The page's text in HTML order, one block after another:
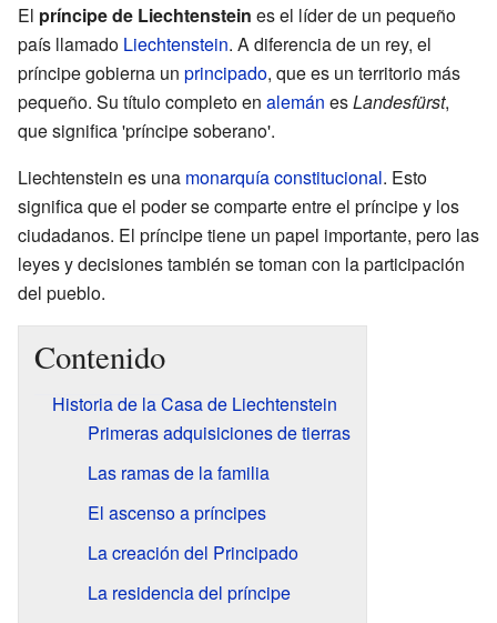
El príncipe de Liechtenstein es el líder de un pequeño
país llamado Liechtenstein. A diferencia de un rey, el
príncipe gobierna un principado, que es un territorio más
pequeño. Su título completo en alemán esLandesfürst,
que significa 'príncipe soberano'.
Liechtenstein es una monarquía constitucional. Esto
significa que el poder se comparte entre el príncipe y los
ciudadanos. El príncipe tiene un papel importante, pero las
leyes y decisiones también se toman con la participación
del pueblo.
Contenido
Historia de la Casa de Liechtenstein
Primeras adquisiciones de tierras
Las ramas de la familia
El ascenso a príncipes
La creación del Principado
La residencia del príncipe